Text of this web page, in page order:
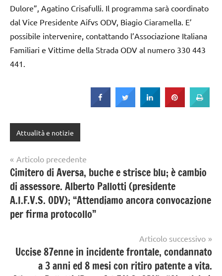
Dulore”, Agatino Crisafulli. Il programma sarà coordinato
dal Vice Presidente Aifvs ODV, Biagio Ciaramella. E’
possibile intervenire, contattando l’Associazione Italiana
Familiari e Vittime della Strada ODV al numero 330 443
441.
Attualità e notizie
Navigazione
articoli
Articolo precedente
Cimitero di Aversa, buche e strisce blu; è cambio
di assessore. Alberto Pallotti (presidente
A.I.F.V.S. ODV); “Attendiamo ancora convocazione
per firma protocollo”
Articolo successivo
Uccise 87enne in incidente frontale, condannato
a 3 anni ed 8 mesi con ritiro patente a vita.